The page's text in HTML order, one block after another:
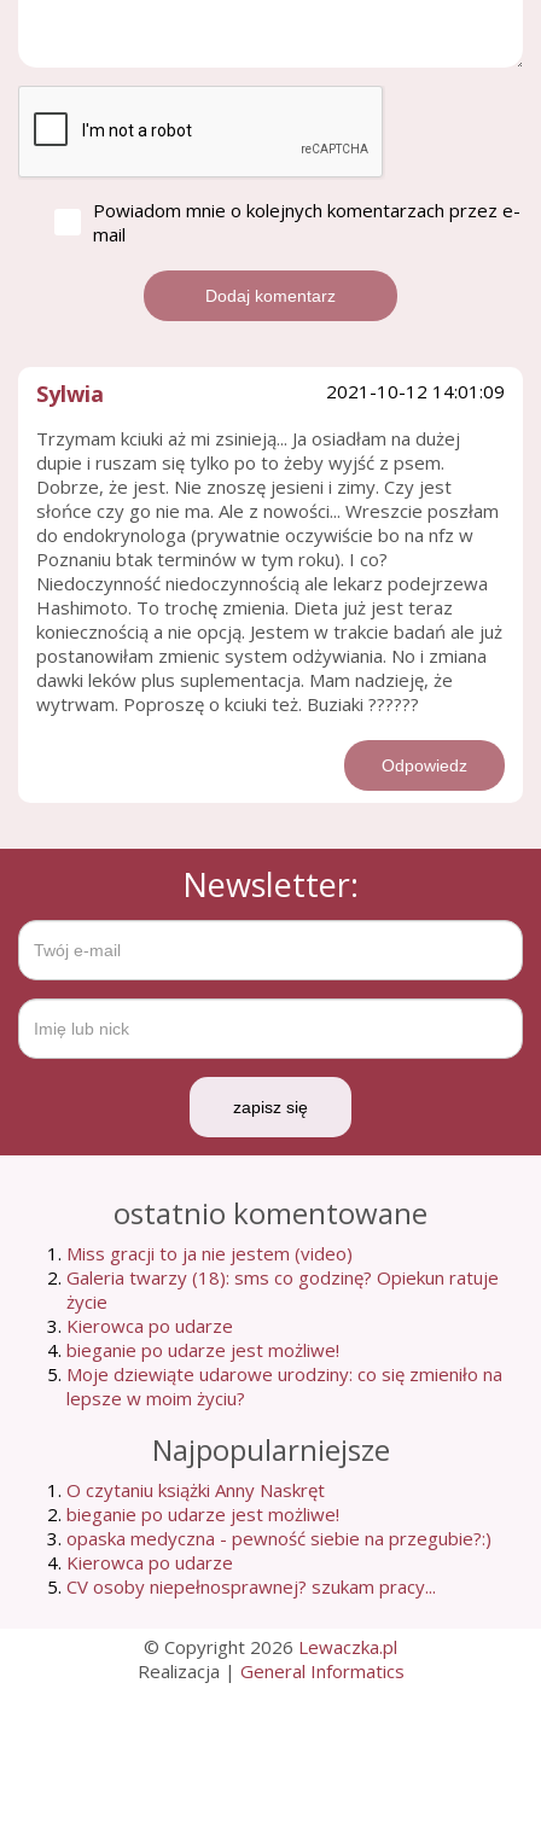
Powiadom mnie o kolejnych komentarzach przez e-
mail
2021-10-12 14:01:09
Sylwia
Trzymam kciuki aż mi zsinieją... Ja osiadłam na dużej
dupie i ruszam się tylko po to żeby wyjść z psem.
Dobrze, że jest. Nie znoszę jesieni i zimy. Czy jest
słońce czy go nie ma. Ale z nowości... Wreszcie poszłam
do endokrynologa (prywatnie oczywiście bo na nfz w
Poznaniu btak terminów w tym roku). I co?
Niedoczynność niedoczynnością ale lekarz podejrzewa
Hashimoto. To trochę zmienia. Dieta już jest teraz
koniecznością a nie opcją. Jestem w trakcie badań ale już
postanowiłam zmienic system odżywiania. No i zmiana
dawki leków plus suplementacja. Mam nadzieję, że
wytrwam. Poproszę o kciuki też. Buziaki ??????
Odpowiedz
Newsletter:
zapisz się
ostatnio komentowane
Miss gracji to ja nie jestem (video)
Galeria twarzy (18): sms co godzinę? Opiekun ratuje
życie
Kierowca po udarze
bieganie po udarze jest możliwe!
Moje dziewiąte udarowe urodziny: co się zmieniło na
lepsze w moim życiu?
Najpopularniejsze
O czytaniu książki Anny Naskręt
bieganie po udarze jest możliwe!
opaska medyczna - pewność siebie na przegubie?:)
Kierowca po udarze
CV osoby niepełnosprawnej? szukam pracy...
© Copyright 2026 Lewaczka.pl
Realizacja | General Informatics